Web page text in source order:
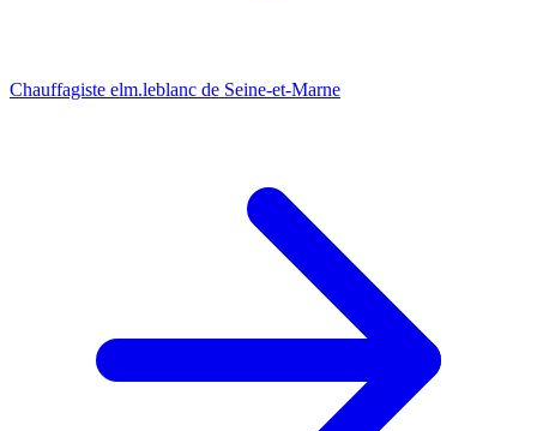
Chauffagiste elm.leblanc de Seine-et-Marne